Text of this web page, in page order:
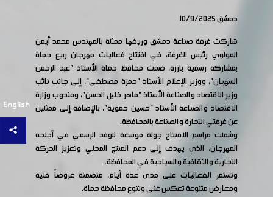
English
دمشق 10/9/2025
شاركت غرفة صناعة دمشق وريفها ممثلة بالمهندس محمد أيمن
المولوي رئيس الغرفة، في افتتاح فعاليات مهرجان ربيع حماة
بمشاركة رسمية بارزة، ضمت محافظ حماة الأستاذ "عبد الرحمن
السهيان"، ووزير الإعلام الأستاذ "حمزة مصطفى"، إلى جانب نائب
وزير الاقتصاد والصناعة الأستاذ "ماهر خلیل الحسن"، ومندوب وزارة
الاقتصاد والصناعة الأستاذ "حسين حموية"، بالإضافة إلى ممثلين
عن غرفتي التجارة والصناعة بالمحافظة.
وشملت مراسم الافتتاح جولة موسعة للوفد الرسمي في أجنحة
المهرجان، الذي يهدف إلى دعم المنتج المحلي وتعزيز الحركة
التجارية والثقافية والسياحية في المحافظة.
وتستمر الفعاليات على مدى عدة أيام، متضمنة عروضاً فنية
ومعارض متنوعة تعكس غنى وتنوع محافظة حماة.